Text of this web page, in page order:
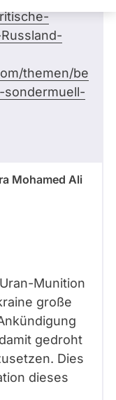
aktive
themen/be
sondermuell-
Mohamed Ali
Munition
große
gedroht
Dies
dieses